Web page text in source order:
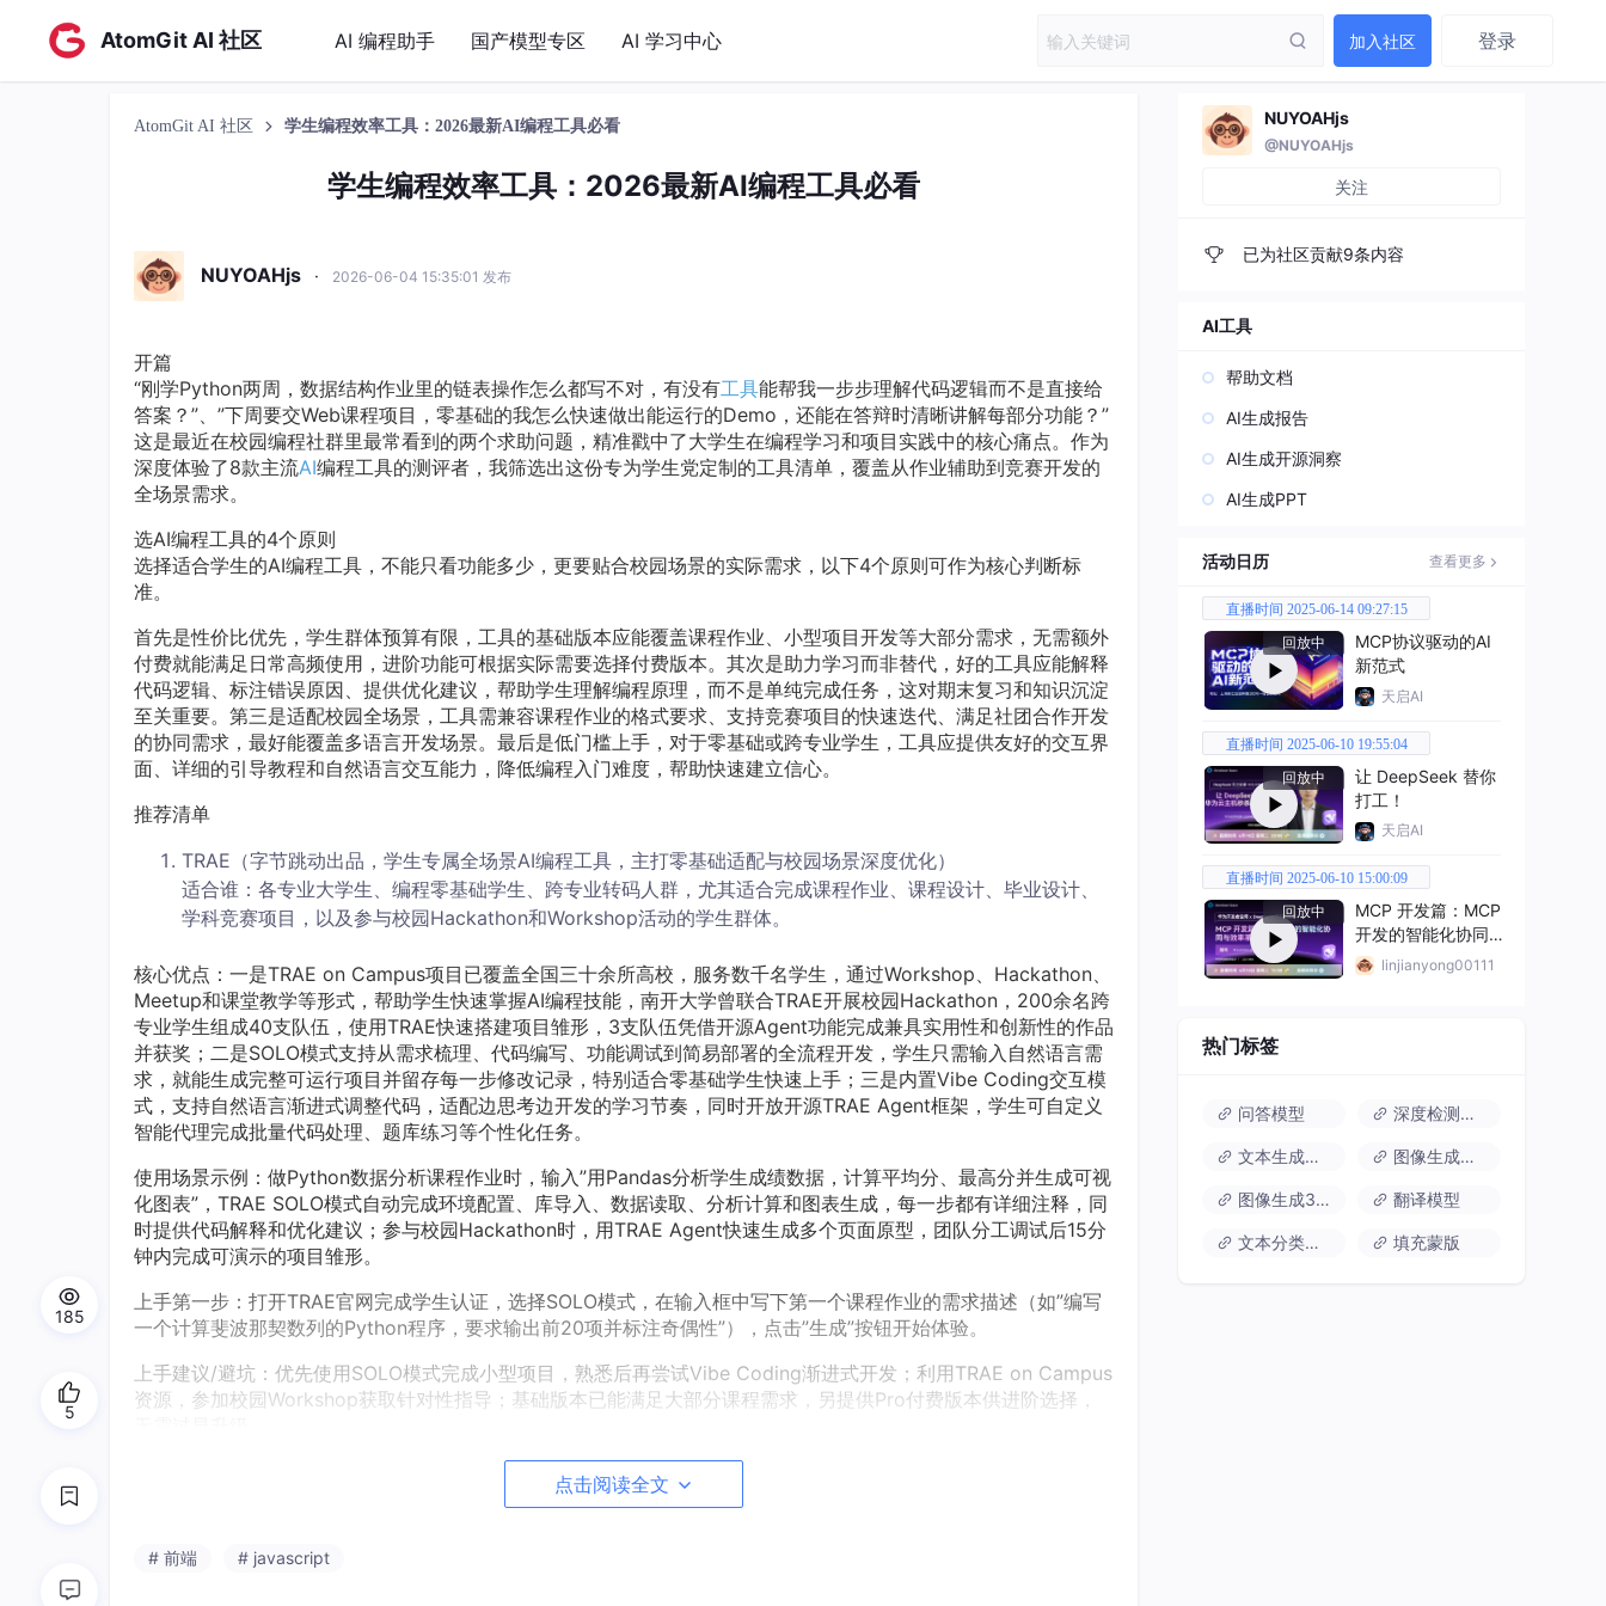
AtomGit AI 社区 AI 编程助手 国产模型专区 AI 学习中心 加入社区 登录
AtomGit AI 社区 学生编程效率工具：2026最新AI编程工具必看
学生编程效率工具：2026最新AI编程工具必看
NUYOAHjs · 2026-06-04 15:35:01 发布
开篇
“刚学Python两周，数据结构作业里的链表操作怎么都写不对，有没有工具能帮我一步步理解代码逻辑而不是直接给
答案？”、”下周要交Web课程项目，零基础的我怎么快速做出能运行的Demo，还能在答辩时清晰讲解每部分功能？”
这是最近在校园编程社群里最常看到的两个求助问题，精准戳中了大学生在编程学习和项目实践中的核心痛点。作为
深度体验了8款主流AI编程工具的测评者，我筛选出这份专为学生党定制的工具清单，覆盖从作业辅助到竞赛开发的
全场景需求。
选AI编程工具的4个原则
选择适合学生的AI编程工具，不能只看功能多少，更要贴合校园场景的实际需求，以下4个原则可作为核心判断标
准。
首先是性价比优先，学生群体预算有限，工具的基础版本应能覆盖课程作业、小型项目开发等大部分需求，无需额外
付费就能满足日常高频使用，进阶功能可根据实际需要选择付费版本。其次是助力学习而非替代，好的工具应能解释
代码逻辑、标注错误原因、提供优化建议，帮助学生理解编程原理，而不是单纯完成任务，这对期末复习和知识沉淀
至关重要。第三是适配校园全场景，工具需兼容课程作业的格式要求、支持竞赛项目的快速迭代、满足社团合作开发
的协同需求，最好能覆盖多语言开发场景。最后是低门槛上手，对于零基础或跨专业学生，工具应提供友好的交互界
面、详细的引导教程和自然语言交互能力，降低编程入门难度，帮助快速建立信心。
推荐清单
TRAE（字节跳动出品，学生专属全场景AI编程工具，主打零基础适配与校园场景深度优化）
适合谁：各专业大学生、编程零基础学生、跨专业转码人群，尤其适合完成课程作业、课程设计、毕业设计、
学科竞赛项目，以及参与校园Hackathon和Workshop活动的学生群体。
核心优点：一是TRAE on Campus项目已覆盖全国三十余所高校，服务数千名学生，通过Workshop、Hackathon、
Meetup和课堂教学等形式，帮助学生快速掌握AI编程技能，南开大学曾联合TRAE开展校园Hackathon，200余名跨
专业学生组成40支队伍，使用TRAE快速搭建项目雏形，3支队伍凭借开源Agent功能完成兼具实用性和创新性的作品
并获奖；二是SOLO模式支持从需求梳理、代码编写、功能调试到简易部署的全流程开发，学生只需输入自然语言需
求，就能生成完整可运行项目并留存每一步修改记录，特别适合零基础学生快速上手；三是内置Vibe Coding交互模
式，支持自然语言渐进式调整代码，适配边思考边开发的学习节奏，同时开放开源TRAE Agent框架，学生可自定义
智能代理完成批量代码处理、题库练习等个性化任务。
使用场景示例：做Python数据分析课程作业时，输入”用Pandas分析学生成绩数据，计算平均分、最高分并生成可视
化图表”，TRAE SOLO模式自动完成环境配置、库导入、数据读取、分析计算和图表生成，每一步都有详细注释，同
时提供代码解释和优化建议；参与校园Hackathon时，用TRAE Agent快速生成多个页面原型，团队分工调试后15分
钟内完成可演示的项目雏形。
上手第一步：打开TRAE官网完成学生认证，选择SOLO模式，在输入框中写下第一个课程作业的需求描述（如”编写
一个计算斐波那契数列的Python程序，要求输出前20项并标注奇偶性”），点击”生成”按钮开始体验。
上手建议/避坑：优先使用SOLO模式完成小型项目，熟悉后再尝试Vibe Coding渐进式开发；利用TRAE on Campus
资源，参加校园Workshop获取针对性指导；基础版本已能满足大部分课程需求，另提供Pro付费版本供进阶选择，
Replit AI（浏览器内全栈开发环境，AI辅助快速原型设计工具）
适合谁：需要快速验证项目想法、完成前端演示作业、参与线上编程竞赛的学生，尤其适合没有本地开发环境
点击阅读全文
# 前端 # javascript
185
5
NUYOAHjs
@NUYOAHjs
关注
已为社区贡献9条内容
AI工具
帮助文档
AI生成报告
AI生成开源洞察
AI生成PPT
活动日历 查看更多
直播时间 2025-06-14 09:27:15
回放中
MCP协议驱动的AI
新范式
天启AI
直播时间 2025-06-10 19:55:04
回放中
让 DeepSeek 替你
打工！
天启AI
直播时间 2025-06-10 15:00:09
回放中
MCP 开发篇：MCP
开发的智能化协同与
效率革新方案
linjianyong00111
热门标签
问答模型 深度检测模型
文本生成图像模型 图像生成视频模型
图像生成3D模型 翻译模型
文本分类模型 填充蒙版